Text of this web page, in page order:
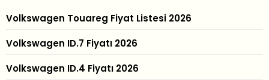
Volkswagen Touareg Fiyat Listesi 2026
Volkswagen ID.7 Fiyatı 2026
Volkswagen ID.4 Fiyatı 2026